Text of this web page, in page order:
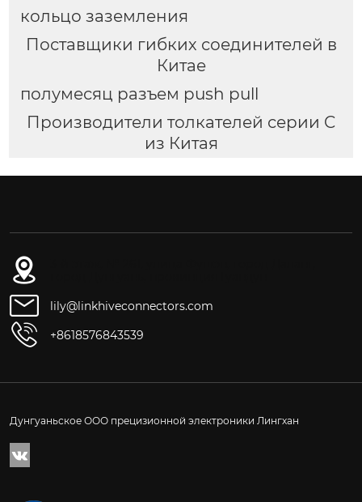
кольцо заземления
Поставщики гибких соединителей в
Китае
полумесяц разъем push pull
Производители толкателей серии C
из Китая
lily@linkhiveconnectors.com
+8618576843539
Дунгуаньское ООО прецизионной электроники Лингхан
